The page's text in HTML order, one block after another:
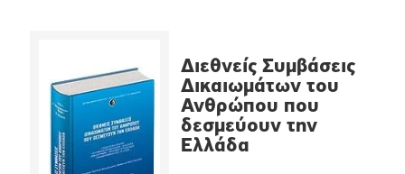
Διεθνείς Συμβάσεις
Δικαιωμάτων του
Ανθρώπου που
δεσμεύουν την
Ελλάδα